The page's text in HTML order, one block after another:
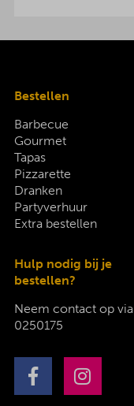
Bestellen
Barbecue
Gourmet
Tapas
Pizzarette
Dranken
Partyverhuur
Extra bestellen
Hulp nodig bij je
bestellen?
Neem contact op via
0250175